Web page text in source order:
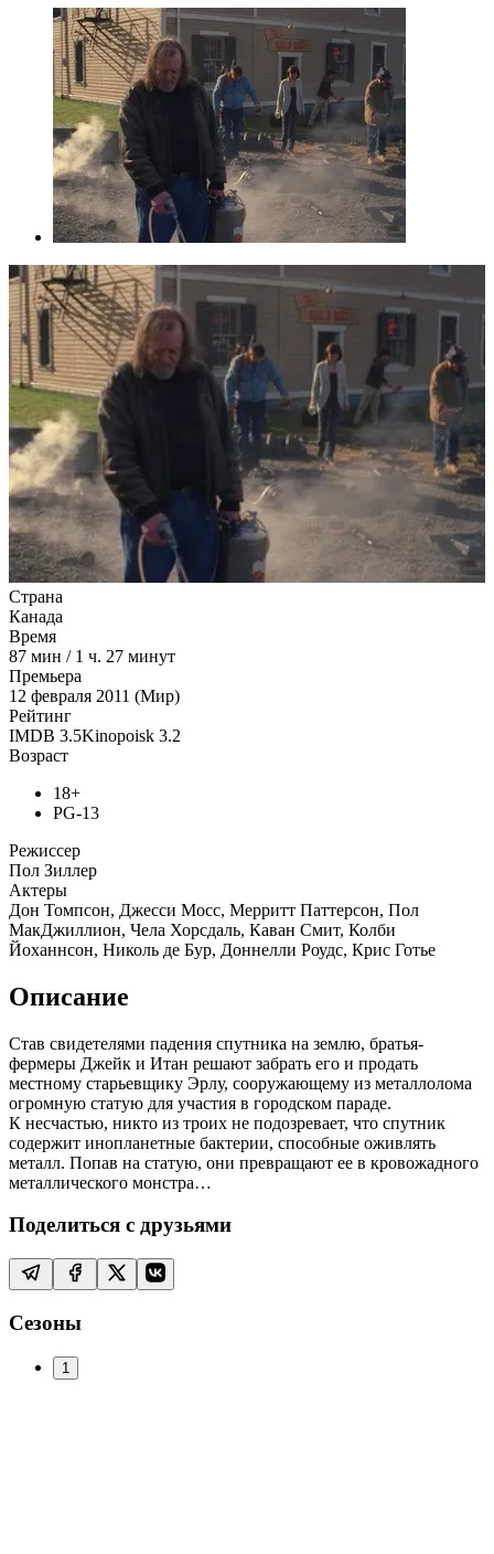
Страна
Канада
Время
87 мин / 1 ч. 27 минут
Премьера
12 февраля 2011 (Мир)
Рейтинг
IMDB 3.5Kinopoisk 3.2
Возраст
18+
PG-13
Режиссер
Пол Зиллер
Актеры
Дон Томпсон, Джесси Мосс, Мерритт Паттерсон, Пол
МакДжиллион, Чела Хорсдаль, Каван Смит, Колби
Йоханнсон, Николь де Бур, Доннелли Роудс, Крис Готье
Описание
Став свидетелями падения спутника на землю, братья-
фермеры Джейк и Итан решают забрать его и продать
местному старьевщику Эрлу, сооружающему из металлолома
огромную статую для участия в городском параде.
К несчастью, никто из троих не подозревает, что спутник
содержит инопланетные бактерии, способные оживлять
металл. Попав на статую, они превращают ее в кровожадного
металлического монстра…
Поделиться с друзьями
Сезоны
1